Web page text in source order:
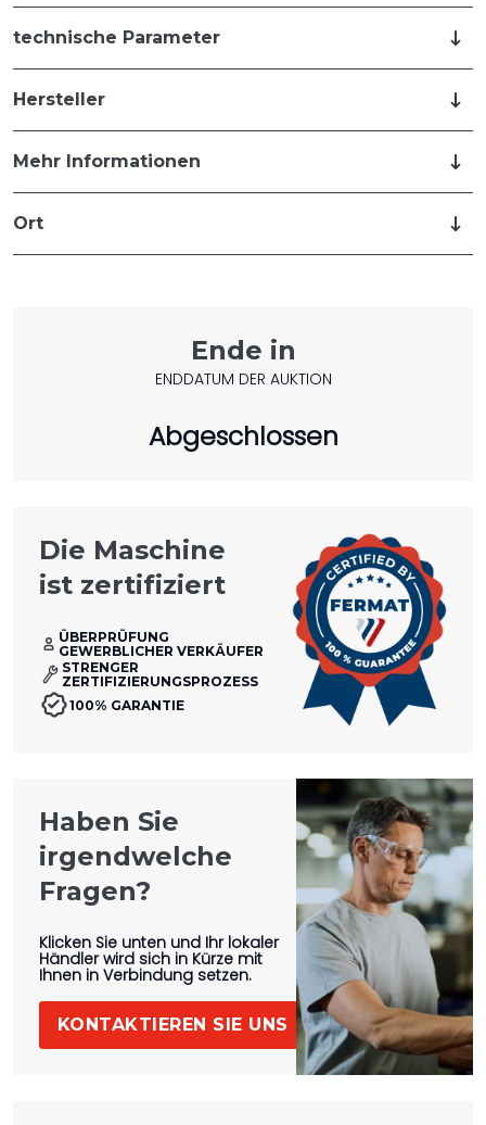
technische Parameter
Hersteller
Mehr Informationen
Ort
Ende in
ENDDATUM DER AUKTION
Abgeschlossen
Die Maschine
ist zertifiziert
ÜBERPRÜFUNG
GEWERBLICHER VERKÄUFER
STRENGER
ZERTIFIZIERUNGSPROZESS
100% GARANTIE
Haben Sie
irgendwelche
Fragen?
Klicken Sie unten und Ihr lokaler
Händler wird sich in Kürze mit
Ihnen in Verbindung setzen.
KONTAKTIEREN SIE UNS